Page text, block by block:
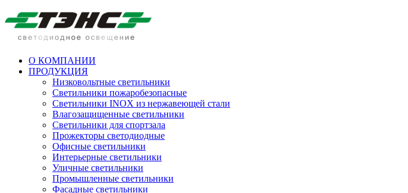
О КОМПАНИИ
ПРОДУКЦИЯ
Низковольтные светильники
Cветильники пожаробезопасные
Светильники INOX из нержавеющей стали
Влагозащищенные светильники
Светильники для спортзала
Прожекторы светодиодные
Офисные светильники
Интерьерные светильники
Уличные светильники
Промышленные светильники
Фасадные светильники